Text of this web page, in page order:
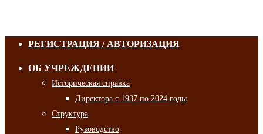
РЕГИСТРАЦИЯ / АВТОРИЗАЦИЯ
ОБ УЧРЕЖДЕНИИ
Историческая справка
Директора с 1937 по 2024 годы
Структура
Руководство